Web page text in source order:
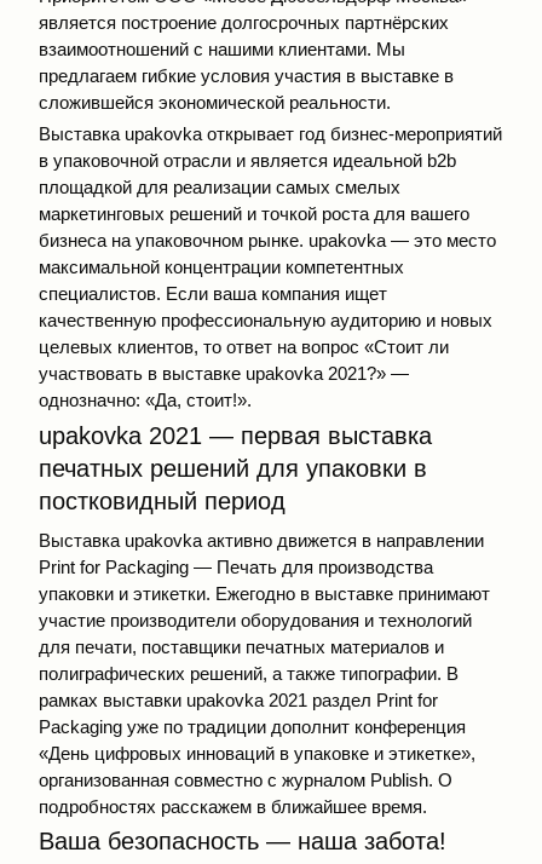
является построение долгосрочных партнёрских
взаимоотношений с нашими клиентами. Мы
предлагаем гибкие условия участия в выставке в
сложившейся экономической реальности.
Выставка upakovka открывает год бизнес-мероприятий
в упаковочной отрасли и является идеальной b2b
площадкой для реализации самых смелых
маркетинговых решений и точкой роста для вашего
бизнеса на упаковочном рынке. upakovka — это место
максимальной концентрации компетентных
специалистов. Если ваша компания ищет
качественную профессиональную аудиторию и новых
целевых клиентов, то ответ на вопрос «Стоит ли
участвовать в выставке upakovka 2021?» —
однозначно: «Да, стоит!».
upakovka 2021 — первая выставка
печатных решений для упаковки в
постковидный период
Выставка upakovka активно движется в направлении
Print for Packaging — Печать для производства
упаковки и этикетки. Ежегодно в выставке принимают
участие производители оборудования и технологий
для печати, поставщики печатных материалов и
полиграфических решений, а также типографии. В
рамках выставки upakovka 2021 раздел Print for
Packaging уже по традиции дополнит конференция
«День цифровых инноваций в упаковке и этикетке»,
организованная совместно с журналом Publish. О
подробностях расскажем в ближайшее время.
Ваша безопасность — наша забота!